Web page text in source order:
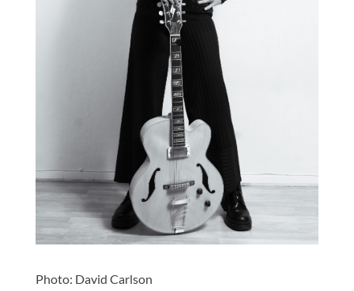
Photo: David Carlson